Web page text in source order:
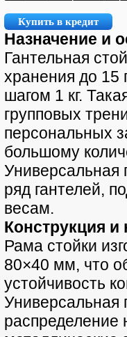
Купить в кредит
Назначение и
Гантельная
хранения до 15
шагом 1 кг.
групповых
персональных
большому
Универсальная
ряд гантелей,
весам.
Конструкция и
Рама стойки
80×40 мм, что
устойчивость
Универсальная
распределение